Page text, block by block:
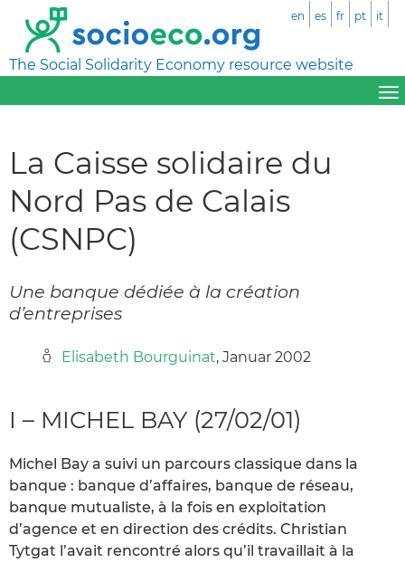
The Social Solidarity Economy resource website
en es fr pt it
La Caisse solidaire du
Nord Pas de Calais
(CSNPC)
Une banque dédiée à la création
d’entreprises
Elisabeth Bourguinat, Januar 2002
I – MICHEL BAY (27/02/01)
Michel Bay a suivi un parcours classique dans la
banque : banque d’affaires, banque de réseau,
banque mutualiste, à la fois en exploitation
d’agence et en direction des crédits. Christian
Tytgat l’avait rencontré alors qu’il travaillait à la